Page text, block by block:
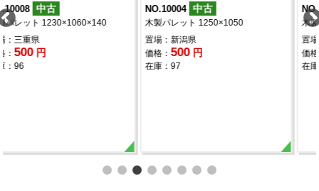
NO.10004
木製パレット 1250×1050
置場：新潟県
価格：500
在庫：97
NO.9981 中古
木製パレット 1380×680×130
置場：茨城県
価格：450
在庫：2,694